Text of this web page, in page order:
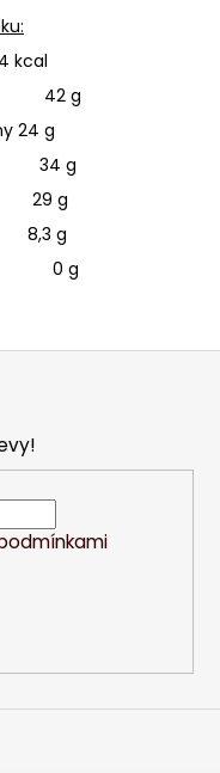
kcal
g
24 g
g
g
g
g